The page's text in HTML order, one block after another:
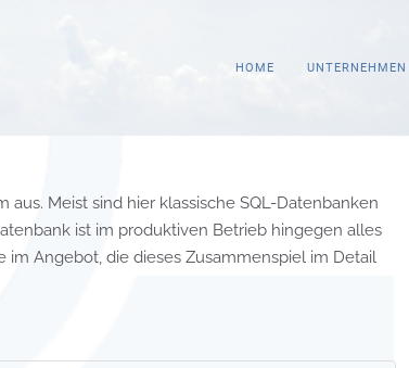
HOME UNTERNEHMEN
Meist sind hier klassische SQL-Datenbanken
ist im produktiven Betrieb hingegen alles
im Angebot, die dieses Zusammenspiel im Detail